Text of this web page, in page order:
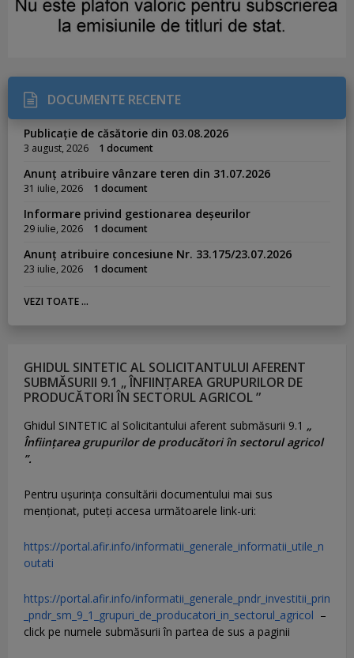
DOCUMENTE RECENTE
Publicație de căsătorie din 03.08.2026
3 august, 2026 1 document
Anunț atribuire vânzare teren din 31.07.2026
31 iulie, 2026 1 document
Informare privind gestionarea deșeurilor
29 iulie, 2026 1 document
Anunț atribuire concesiune Nr. 33.175/23.07.2026
23 iulie, 2026 1 document
VEZI TOATE ...
GHIDUL SINTETIC AL SOLICITANTULUI AFERENT
SUBMĂSURII 9.1 „ ÎNFIINȚAREA GRUPURILOR DE
PRODUCĂTORI ÎN SECTORUL AGRICOL ”
Ghidul SINTETIC al Solicitantului aferent submăsurii 9.1 „
Înființarea grupurilor de producători în sectorul agricol
”.
Pentru uşurinţa consultării documentului mai sus
menţionat, puteţi accesa următoarele link-uri:
https://portal.afir.info/informatii_generale_informatii_utile_n
outati
https://portal.afir.info/informatii_generale_pndr_investitii_prin
_pndr_sm_9_1_grupuri_de_producatori_in_sectorul_agricol –
click pe numele submăsurii în partea de sus a paginii